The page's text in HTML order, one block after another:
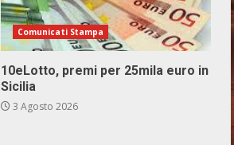
Comunicati Stampa
10eLotto, premi per 25mila euro in
Sicilia
3 Agosto 2026